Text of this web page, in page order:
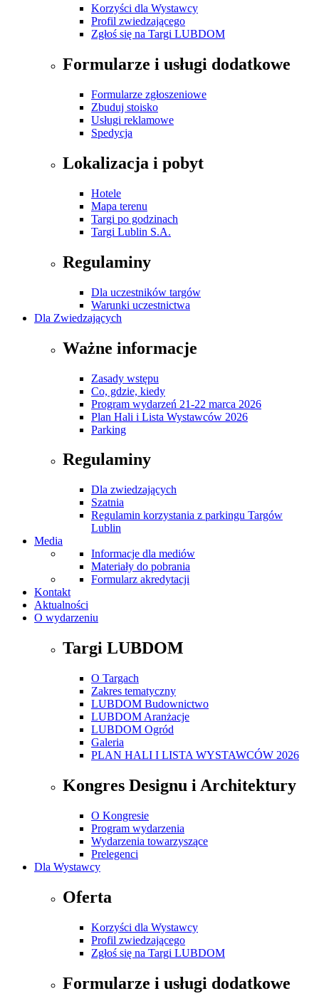
Korzyści dla Wystawcy
Profil zwiedzającego
Zgłoś się na Targi LUBDOM
Formularze i usługi dodatkowe
Formularze zgłoszeniowe
Zbuduj stoisko
Usługi reklamowe
Spedycja
Lokalizacja i pobyt
Hotele
Mapa terenu
Targi po godzinach
Targi Lublin S.A.
Regulaminy
Dla uczestników targów
Warunki uczestnictwa
Dla Zwiedzających
Ważne informacje
Zasady wstępu
Co, gdzie, kiedy
Program wydarzeń 21-22 marca 2026
Plan Hali i Lista Wystawców 2026
Parking
Regulaminy
Dla zwiedzających
Szatnia
Regulamin korzystania z parkingu Targów
Lublin
Media
Informacje dla mediów
Materiały do pobrania
Formularz akredytacji
Kontakt
Aktualności
O wydarzeniu
Targi LUBDOM
O Targach
Zakres tematyczny
LUBDOM Budownictwo
LUBDOM Aranżacje
LUBDOM Ogród
Galeria
PLAN HALI I LISTA WYSTAWCÓW 2026
Kongres Designu i Architektury
O Kongresie
Program wydarzenia
Wydarzenia towarzyszące
Prelegenci
Dla Wystawcy
Oferta
Korzyści dla Wystawcy
Profil zwiedzającego
Zgłoś się na Targi LUBDOM
Formularze i usługi dodatkowe